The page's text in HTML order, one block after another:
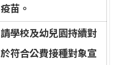
疫苗。
請學校及幼兒園持續對
於符合公費接種對象宣